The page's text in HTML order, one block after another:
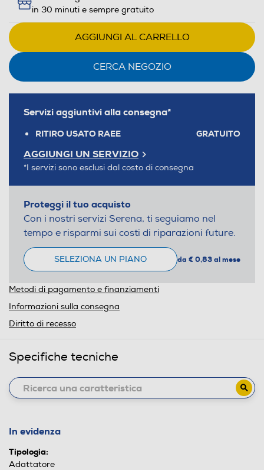
in 30 minuti e sempre gratuito
AGGIUNGI AL CARRELLO
CERCA NEGOZIO
Servizi aggiuntivi alla consegna*
RITIRO USATO RAEE GRATUITO
AGGIUNGI UN SERVIZIO
*I servizi sono esclusi dal costo di consegna
Proteggi il tuo acquisto
Con i nostri servizi Serena, ti seguiamo nel
tempo e risparmi sui costi di riparazioni future.
SELEZIONA UN PIANO da € 0,83 al mese
Metodi di pagamento e finanziamenti
Informazioni sulla consegna
Diritto di recesso
Specifiche tecniche
In evidenza
Tipologia:
Adattatore